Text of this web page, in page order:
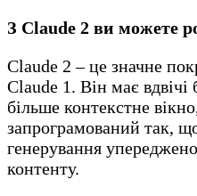
З Claude 2 ви можете
Claude 2 – це значне
Claude 1. Він має вдвічі
більше контекстне
запрограмований так,
генерування
контенту.